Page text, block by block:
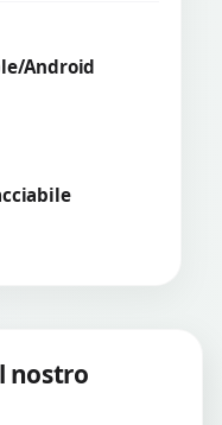
Android
nostro